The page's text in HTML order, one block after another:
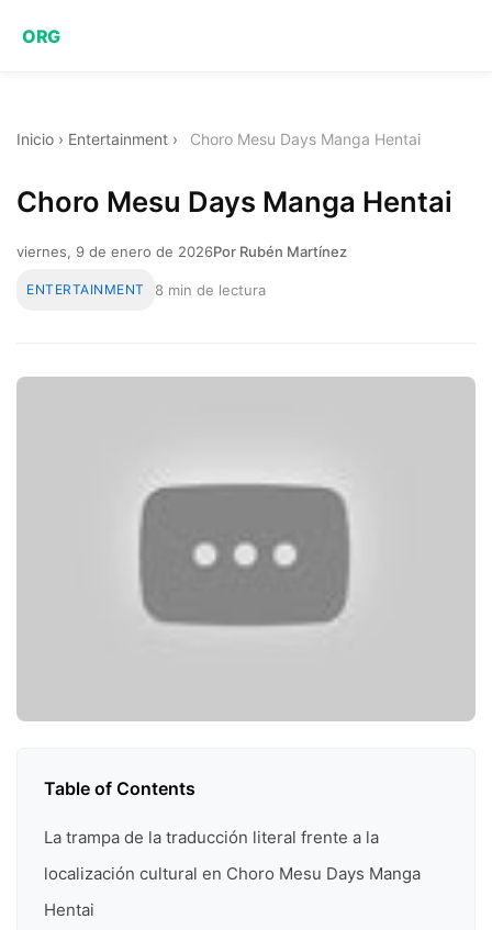
ORG
Inicio › Entertainment › Choro Mesu Days Manga Hentai
Choro Mesu Days Manga Hentai
viernes, 9 de enero de 2026Por Rubén Martínez
ENTERTAINMENT 8 min de lectura
Table of Contents
La trampa de la traducción literal frente a la
localización cultural en Choro Mesu Days Manga
Hentai